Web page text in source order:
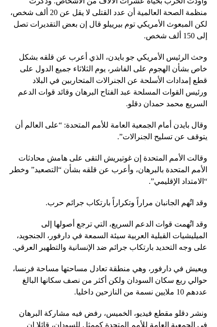
منظمة الصحة العالمية أن عدد القتلى لا يقل عن 20 ألف شخص،
لكن المبعوث الأمريكي توم بيرييلو قال إن بعض التقديرات تصل
إلى 150 ألف شخص.
وحث الرئيس الأمريكي جو بايدن، الذي أعرب عن قلقه بشكل
خاص بشأن الهجوم على الفاشر، يوم الثلاثاء جميع الدول على
قطع إمدادات الأسلحة عن الجنرالات المتحاربين في البلاد
ورئيس القوات المسلحة عبد الفتاح البرهان وقائد قوات الدعم
السريع محمد حمدان دقلو.
وقال بايدن أمام الجمعية العامة للأمم المتحدة: “على العالم أن
يتوقف عن تسليح الجنرالات”.
وقالت الأمم المتحدة إن غوتيريش التقى على هامش محادثات
الأمم المتحدة بالبرهان، وأعرب عن قلقه بشأن “التصعيد” وخطر
“الامتداد الإقليمي”.
وقد اتُهم الجانبان مراراً وتكراراً بارتكاب جرائم حرب.
وقد اتُهمت قوات الدعم السريع، التي ترجع أصولها إلى
الميليشيات القبلية العربية سيئة السمعة في دارفور، الجنجويد،
على وجه التحديد بارتكاب جرائم ضد الإنسانية والتطهير العرقي.
ويعيش في دارفور، وهي منطقة تعادل مساحتها مساحة فرنسا،
حوالي ربع سكان السودان ولكن أكثر من نصف سكانها البالغ
عددهم 10 ملايين نسمة من النازحين داخليا.
ونشر دقلو مقطع فيديو، الخميس، رفض فيه مشاركة البرهان
في الجمعية العامة للأمم المتحدة كممثل للسودان، قائلا إن